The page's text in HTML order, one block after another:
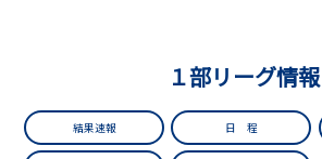
１部リーグ情報
結果速報 日 程